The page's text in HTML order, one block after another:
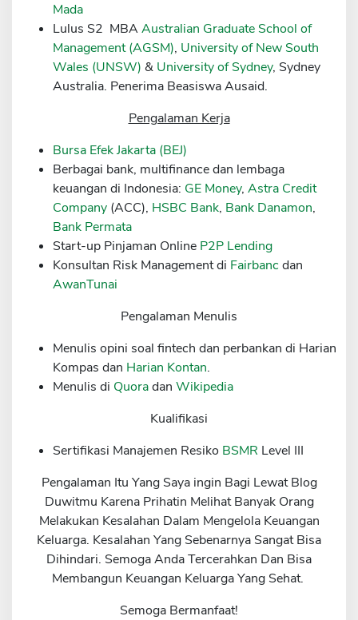
Broker Forex
Sekuritas Saham
Bank Digital
Crypto
Exchange
Asuransi
Asuransi Jiwa
Asuransi Kesehatan
Asuransi Syariah
Mada
Lulus S2 MBAAustralian Graduate School of
Management (AGSM), University of New South
Wales (UNSW) & University of Sydney, Sydney
Australia. Penerima Beasiswa Ausaid.
Pengalaman Kerja
Bursa Efek Jakarta (BEJ)
Berbagai bank, multifinance dan lembaga
keuangan di Indonesia: GE Money,Astra Credit
Company (ACC), HSBC Bank, Bank Danamon,
Bank Permata
Start-up Pinjaman Online P2P Lending
Konsultan Risk Management di Fairbancdan
AwanTunai
Pengalaman Menulis
Menulis opini soal fintech dan perbankan di Harian
Kompas dan Harian Kontan.
Menulis di QuoradanWikipedia
Kualifikasi
Sertifikasi Manajemen Resiko BSMR Level III
Pengalaman Itu Yang Saya ingin Bagi Lewat Blog
Duwitmu Karena Prihatin Melihat Banyak Orang
Melakukan Kesalahan Dalam Mengelola Keuangan
Keluarga. Kesalahan Yang Sebenarnya Sangat Bisa
Dihindari. Semoga Anda Tercerahkan Dan Bisa
Membangun Keuangan Keluarga Yang Sehat.
Semoga Bermanfaat!